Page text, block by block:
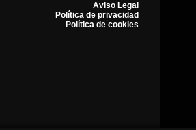
Aviso Legal
Política de privacidad
Política de cookies